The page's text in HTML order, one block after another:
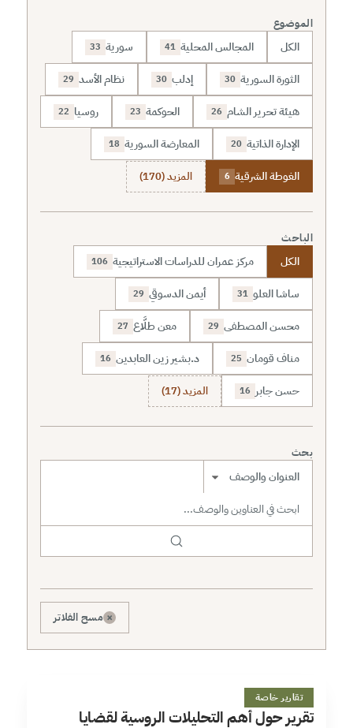
الموضوع
الكل المجالس المحلية 41 سورية 33
الثورة السورية 30 إدلب 30 نظام الأسد 29
هيئة تحرير الشام 26 الحوكمة 23 روسيا 22
الإدارة الذاتية 20 المعارضة السورية 18
الغوطة الشرقية 6 المزيد (170)
الباحث
الكل مركز عمران للدراسات الاستراتيجية 106
ساشا العلو 31 أيمن الدسوقي 29
محسن المصطفى 29 معن طلَّاع 27
مناف قومان 25 د.بشير زين العابدين 16
حسن جابر 16 المزيد (17)
بحث
نطاق البحث
× مسح الفلاتر
ت
15 دقائق
تقارير خاصة
تقرير حول أهم التحليلات الروسية لقضايا